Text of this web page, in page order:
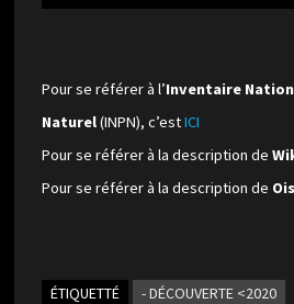
Pour se référer à l’Inventaire
Naturel(INPN), c’estICI
Pour se référer à la description de
Pour se référer à la description de
ÉTIQUETTÉ
- DÉCOUVERTE <2020